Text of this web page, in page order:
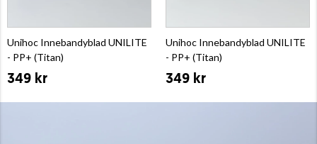
Unihoc Innebandyblad UNILITE
- PP+ (Titan)
349 kr
Unihoc Innebandyblad UNILITE
- PP+ (Titan)
349 kr